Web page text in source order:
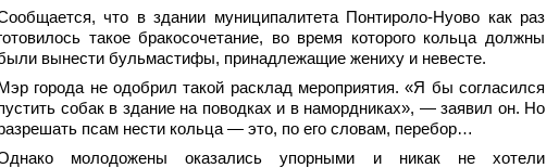
что в здании муниципалитета Понтироло-Нуово как раз
такое бракосочетание, во время которого кольца должны
вынести бульмастифы, принадлежащие жениху и невесте.
города не одобрил такой расклад мероприятия. «Я бы согласился
собак в здание на поводках и в намордниках», — заявил он. Но
псам нести кольца — это, по его словам, перебор…
молодожены оказались упорными и никак не хотели